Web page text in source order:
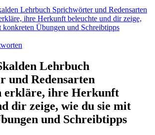
Lehrbuch Sprichwörter und⁢ Redensarten
ihre Herkunft⁤ beleuchte und​ dir ‍zeige,
konkreten​ Übungen und Schreibtipps
Lehrbuch
und​ Redensarten
erkläre, ihre‍ Herkunft
dir zeige, wie du⁣ sie mit
und Schreibtipps